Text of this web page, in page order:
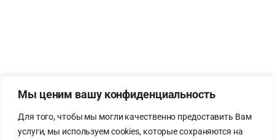
Мы ценим вашу конфиденциальность
Для того, чтобы мы могли качественно предоставить Вам
услуги, мы используем cookies, которые сохраняются на